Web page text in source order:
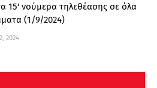
15' νούμερα τηλεθέασης σε όλα
(1/9/2024)
2024